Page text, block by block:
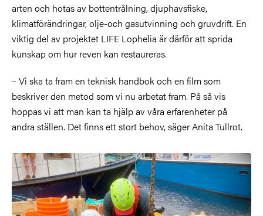
arten och hotas av bottentrålning, djuphavsfiske,
klimatförändringar, olje-och gasutvinning och gruvdrift. En
viktig del av projektet LIFE Lophelia är därför att sprida
kunskap om hur reven kan restaureras.
– Vi ska ta fram en teknisk handbok och en film som
beskriver den metod som vi nu arbetat fram. På så vis
hoppas vi att man kan ta hjälp av våra erfarenheter på
andra ställen. Det finns ett stort behov, säger Anita Tullrot.